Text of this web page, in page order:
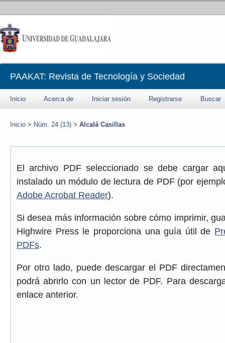
PAAKAT: Revista de Tecnología y Sociedad
Inicio Acerca de Iniciar sesión Registrarse Buscar
Inicio > Núm. 24 (13) > Alcalá Casillas
El archivo PDF seleccionado se debe cargar
instalado un módulo de lectura de PDF (por
Adobe Acrobat Reader).
Si desea más información sobre cómo imprimir,
Highwire Press le proporciona una guía útil de
PDFs.
Por otro lado, puede descargar el PDF
podrá abrirlo con un lector de PDF. Para
enlace anterior.